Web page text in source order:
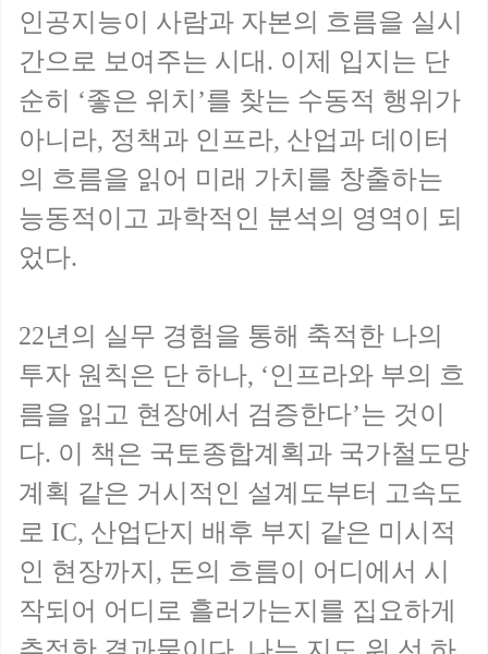
인공지능이 사람과 자본의 흐름을 실시
간으로 보여주는 시대. 이제 입지는 단
순히 ‘좋은 위치’를 찾는 수동적 행위가
아니라, 정책과 인프라, 산업과 데이터
의 흐름을 읽어 미래 가치를 창출하는
능동적이고 과학적인 분석의 영역이 되
었다.
22년의 실무 경험을 통해 축적한 나의
투자 원칙은 단 하나, ‘인프라와 부의 흐
름을 읽고 현장에서 검증한다’는 것이
다. 이 책은 국토종합계획과 국가철도망
계획 같은 거시적인 설계도부터 고속도
로 IC, 산업단지 배후 부지 같은 미시적
인 현장까지, 돈의 흐름이 어디에서 시
작되어 어디로 흘러가는지를 집요하게